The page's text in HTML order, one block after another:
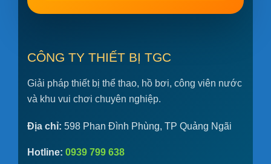
CÔNG TY THIẾT BỊ TGC
Giải pháp thiết bị thể thao, hồ bơi, công viên nước
và khu vui chơi chuyên nghiệp.
Địa chỉ: 598 Phan Đình Phùng, TP Quảng Ngãi
Hotline: 0939 799 638